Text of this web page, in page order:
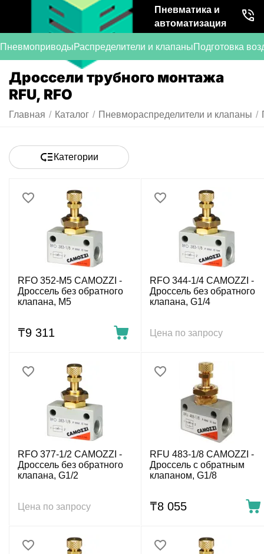
Пневматика и
автоматизация
ПневмоприводыРаспределители и клапаныПодготовка
Дроссели трубного монтажа
RFU, RFO
Главная / Каталог / Пневмораспределители и клапаны /
Категории
RFO 352-M5 CAMOZZI -
Дроссель без обратного
клапана, M5
₸9 311
RFO 344-1/4 CAMOZZI -
Дроссель без обратного
клапана, G1/4
Цена по запросу
RFO 377-1/2 CAMOZZI -
Дроссель без обратного
клапана, G1/2
Цена по запросу
RFU 483-1/8 CAMOZZI -
Дроссель с обратным
клапаном, G1/8
₸8 055